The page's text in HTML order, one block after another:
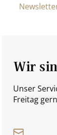
Wir
Unser
Freitag